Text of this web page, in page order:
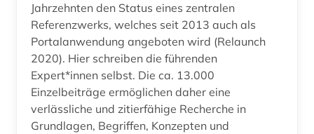
Jahrzehnten den Status eines zentralen
Referenzwerks, welches seit 2013 auch als
Portalanwendung angeboten wird (Relaunch
2020). Hier schreiben die führenden
Expert*innen selbst. Die ca. 13.000
Einzelbeiträge ermöglichen daher eine
verlässliche und zitierfähige Recherche in
Grundlagen, Begriffen, Konzepten und